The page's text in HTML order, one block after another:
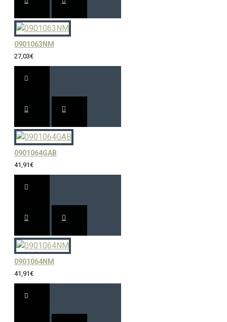
0901063NM
27,03€
0901064GAB
41,91€
0901064NM
41,91€